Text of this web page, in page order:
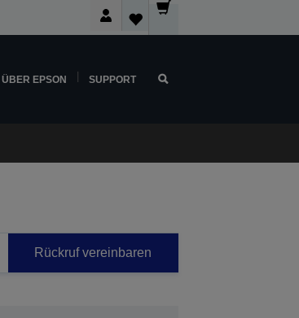
ÜBER EPSON SUPPORT
Rückruf vereinbaren